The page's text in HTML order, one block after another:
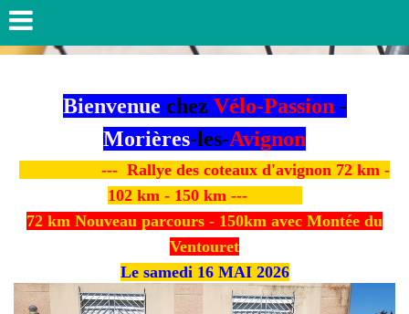
Bienvenue chez Vélo-Passion -
Morières-les-Avignon
--- Rallye des coteaux d'avignon 72 km -
102 km - 150 km ---
72 km Nouveau parcours - 150km avec Montée du
Ventouret
Le samedi 16 MAI 2026